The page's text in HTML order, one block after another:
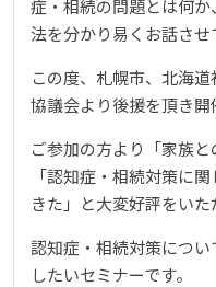
症・相続の問題とは何
法を分かり易くお話させ
この度、札幌市、北海
協議会より後援を頂き開
ご参加の方より「家族と
「認知症・相続対策に
きた」と大変好評をいた
認知症・相続対策につ
したいセミナーです。